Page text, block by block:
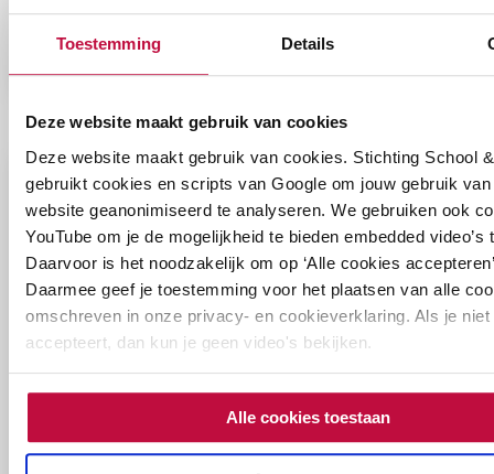
Toestemming Details
Deze website maakt gebruik van cookies
Deze website maakt gebruik van cookies. Stichting School
gebruikt cookies en scripts van Google om jouw gebruik
website geanonimiseerd te analyseren. We gebruiken ook
YouTube om je de mogelijkheid te bieden embedded video’s
Daarvoor is het noodzakelijk om op ‘Alle cookies
Daarmee geef je toestemming voor het plaatsen van alle
omschreven in onze privacy- en cookieverklaring. Als je
accepteert, dan kun je geen video's bekijken.
Alle cookies toestaan
€0,00
Checklist voor een
checklist
download
po-vo-mbo